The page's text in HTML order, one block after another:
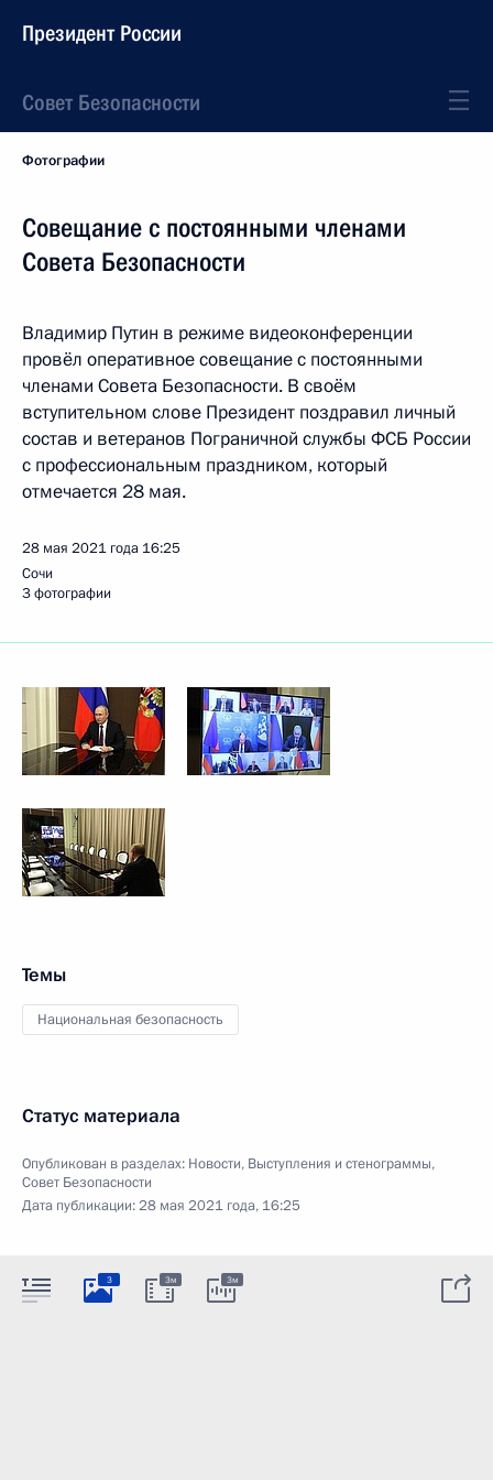
Президент России
Совет Безопасности
Фотографии
Совещание с постоянными членами
Совета Безопасности
Владимир Путин в режиме видеоконференции
провёл оперативное совещание с постоянными
членами Совета Безопасности. В своём
вступительном слове Президент поздравил личный
состав и ветеранов Пограничной службы ФСБ России
с профессиональным праздником, который
отмечается 28 мая.
28 мая 2021 года 16:25
Сочи
3 фотографии
Темы
Национальная безопасность
Статус материала
Опубликован в разделах: Новости, Выступления и стенограммы,
Совет Безопасности
Дата публикации:28 мая 2021 года, 16:25
3 3м 3м